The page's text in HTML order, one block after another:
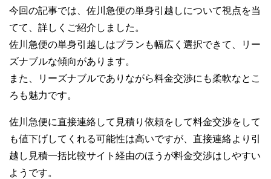
今回の記事では、佐川急便の単身引越しについて視点を当
てて、詳しくご紹介しました。
佐川急便の単身引越しはプランも幅広く選択できて、リー
ズナブルな傾向があります。
また、リーズナブルでありながら料金交渉にも柔軟なとこ
ろも魅力です。
佐川急便に直接連絡して見積り依頼をして料金交渉をして
も値下げしてくれる可能性は高いですが、直接連絡より引
越し見積一括比較サイト経由のほうが料金交渉はしやすい
ようです。